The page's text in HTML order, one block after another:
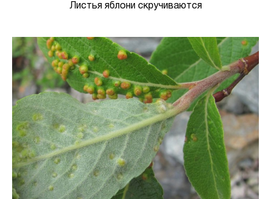
Листья яблони скручиваются